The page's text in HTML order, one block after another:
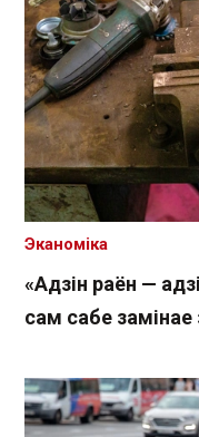
«Адзін раён —
сам сабе
Эканоміка